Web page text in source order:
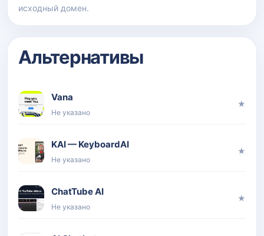
исходный домен.
Альтернативы
Vana
Не указано
★
KAI — KeyboardAI
Не указано
★
ChatTube AI
Не указано
★